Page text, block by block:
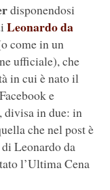
disponendosi
Leonardo da
come in un
ufficiale), che
in cui è nato il
e
divisa in due: in
che nel post è
Leonardo da
l’Ultima Cena